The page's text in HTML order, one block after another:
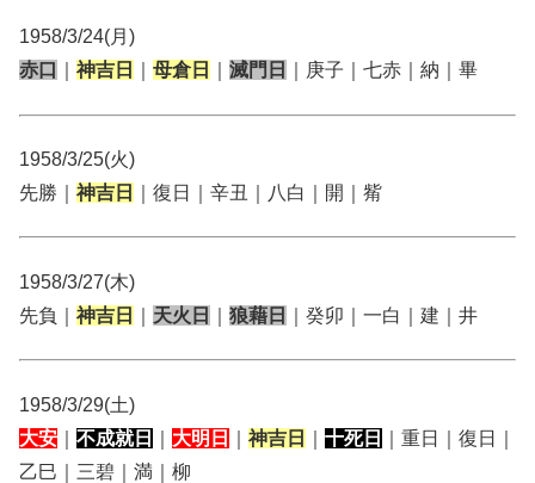
1958/3/24(月)
赤口
神吉日 母倉日 滅門日 ｜庚子｜七赤｜納｜畢
1958/3/25(火)
先勝｜ 神吉日 ｜復日｜辛丑｜八白｜開｜觜
1958/3/27(木)
先負｜ 神吉日 天火日 狼藉日 ｜癸卯｜一白｜建｜井
1958/3/29(土)
大安
不成就日 大明日 神吉日 十死日
｜重日｜復日｜
乙巳｜三碧｜満｜柳